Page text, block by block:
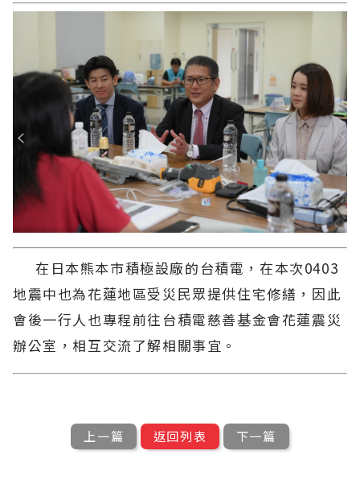
在日本熊本市積極設廠的台積電，在本次0403
地震中也為花蓮地區受災民眾提供住宅修繕，因此
會後一行人也專程前往台積電慈善基金會花蓮震災
辦公室，相互交流了解相關事宜。
上一篇 返回列表 下一篇